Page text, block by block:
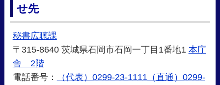
せ先
秘書広聴課
〒315-8640 茨城県石岡市石岡一丁目1番地1 本庁
舎 2階
電話番号：
（代表）0299-23-1111（直通）0299-